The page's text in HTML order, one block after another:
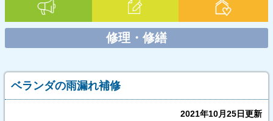
修理・修繕
ベランダの雨漏れ補修
2021年10月25日更新